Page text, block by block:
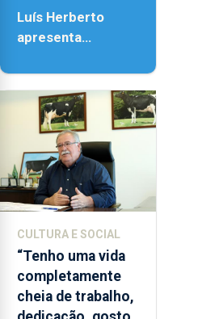
18h00.
Luís Herberto
apresenta
Paisagem’
CULTURA E SOCIAL
“Tenho uma vida
completamente
cheia de trabalho,